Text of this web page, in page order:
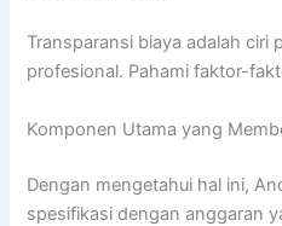
Transparansi biaya adalah ciri
profesional. Pahami faktor-
Komponen Utama yang
Dengan mengetahui hal ini,
spesifikasi dengan anggaran